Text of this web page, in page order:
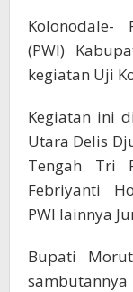
Kolonodale-
(PWI)
kegiatan Uji
Kegiatan ini
Utara Delis
Tengah Tri
Febriyanti
PWI lainnya
Bupati